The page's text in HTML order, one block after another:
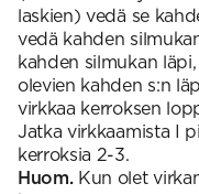
laskien) vedä se
vedä kahden
kahden silmukan
olevien kahden s:n
virkkaa kerroksen
Jatka virkkaamista I
kerroksia 2-3.
Huom.Kun olet